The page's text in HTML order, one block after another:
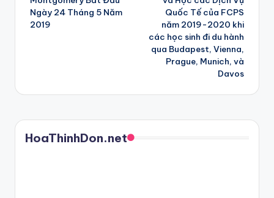
Ngày 24 Tháng 5 Năm
2019
Quốc Tế của FCPS
năm 2019-2020 khi
các học sinh đi du hành
qua Budapest, Vienna,
Prague, Munich, và
Davos
HoaThinhDon.net